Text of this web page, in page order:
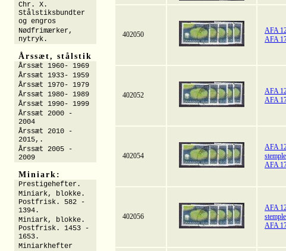
402050
AFA
AFA
402052
AFA
AFA
402054
AFA
AFA
402056
AFA
AFA
Chr. X.
Stålstiksbundter
og engros
Nødfrimærker,
nytryk.
Årssæt, stålstik
Årssæt 1960- 1969
Årssæt 1933- 1959
Årssæt 1970- 1979
Årssæt 1980- 1989
Årssæt 1990- 1999
Årssæt 2000 -
2004
Årssæt 2010 -
2015,.
Årssæt 2005 -
2009
Miniark:
Prestigehefter.
Miniark, blokke.
Postfrisk. 582 -
1394.
Miniark, blokke.
Postfrisk. 1453 -
1653.
Miniarkhefter